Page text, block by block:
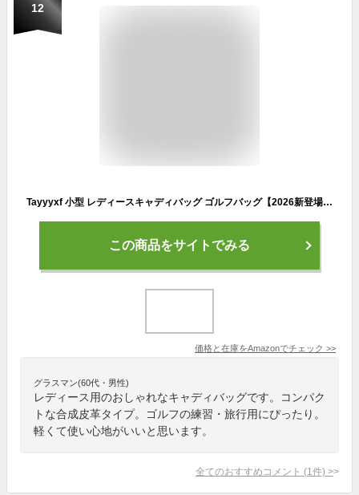
12
Tayyyxf 小型 レディースキャディバッグ ゴルフバッグ【2026新登場】練習用 旅行用 男女兼用 キャディバッグ スポーツゴルフバッグ ゴルフバッグ レディース 合成皮革+織物 サイズ33.5x12x16cm 重約0.31kg レディースミニバッグ クリスマスプレゼント ホリデー／誕生日プレゼント,黒/赤
この商品をサイトでみる
価格と在庫をAmazonでチェック >>
グラスマン(60代・男性)
レディース用のおしゃれなキャディバッグです。コンパク
トな合成皮革タイプ。ゴルフの練習・旅行用にぴったり。
軽くて使い心地がいいと思います。
全てのおすすめコメント (1 件) >